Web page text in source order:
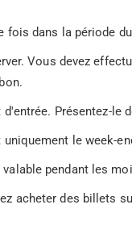
fois dans la période
Vous devez
Présentez-le
le week-
pendant les
acheter des billets